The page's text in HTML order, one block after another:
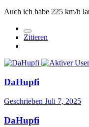
Auch ich habe 225 km/h
Zitieren
DaHupfi
Geschrieben Juli 7, 2025
DaHupfi